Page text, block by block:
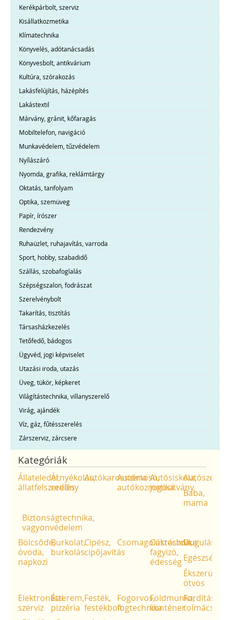
Kerékpárbolt, szerviz
Kisállatkozmetika
Klímatechnika
Könyvelés, adótanácsadás
Könyvesbolt, antikvárium
Kultúra, szórakozás
Lakásfelújítás, házépítés
Lakástextil
Márvány, gránit, kőfaragás
Mobiltelefon, navigáció
Munkavédelem, tűzvédelem
Nyílászáró
Nyomda, grafika, reklámtárgy
Oktatás, tanfolyam
Optika, szemüveg
Papír, írószer
Rendezvény
Ruhaüzlet, ruhajavítás, varroda
Sport, hobby, szabadidő
Szállás, szobafoglalás
Szépségszalon, fodrászat
Szerelvénybolt
Takarítás, tisztítás
Társasházkezelés
Tetőfedő, bádogos
Ügyvéd, jogi képviselet
Utazási iroda, utazás
Üveg, tükör, képkeret
Világítástechnika, villanyszerelő
Virág, ajándék
Víz, gáz, fűtésszerelés
Zárszerviz, zárcsere
Kategóriák
Állateledel,
állatfelszerelés
Árnyékolás,
redőny
Autókarosszéria
Autómosó,
autókozmetika
Autósiskola,
jogosítvány
Autószerviz
Baba,
mama
Biztonságtechnika,
vagyonvédelem
Bölcsőde,
óvoda,
napközi
Burkolat,
burkolás
Cipész,
cipőjavítás
Csomagolástechnika
Cukrászda,
fagyizó,
édességEgészség
Ékszerüzlet,
ötvös
Elektronikai
szerviz
Étterem,
pizzéria
Festék,
festékbolt
Fogorvos,
fogtechnika
Földmunka,
konténer
Fordítás,
tolmácsolás